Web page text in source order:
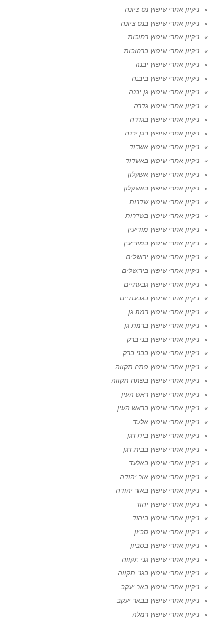
ניקיון אחרי שיפוץ נס ציונה
ניקיון אחרי שיפוץ בנס ציונה
ניקיון אחרי שיפוץ רחובות
ניקיון אחרי שיפוץ ברחובות
ניקיון אחרי שיפוץ יבנה
ניקיון אחרי שיפוץ ביבנה
ניקיון אחרי שיפוץ גן יבנה
ניקיון אחרי שיפוץ גדרה
ניקיון אחרי שיפוץ בגדרה
ניקיון אחרי שיפוץ בגן יבנה
ניקיון אחרי שיפוץ אשדוד
ניקיון אחרי שיפוץ באשדוד
ניקיון אחרי שיפוץ אשקלון
ניקיון אחרי שיפוץ באשקלון
ניקיון אחרי שיפוץ שדרות
ניקיון אחרי שיפוץ בשדרות
ניקיון אחרי שיפוץ מודיעין
ניקיון אחרי שיפוץ במודיעין
ניקיון אחרי שיפוץ ירושלים
ניקיון אחרי שיפוץ בירושלים
ניקיון אחרי שיפוץ גבעתיים
ניקיון אחרי שיפוץ בגבעתיים
ניקיון אחרי שיפוץ רמת גן
ניקיון אחרי שיפוץ ברמת גן
ניקיון אחרי שיפוץ בני ברק
ניקיון אחרי שיפוץ בבני ברק
ניקיון אחרי שיפוץ פתח תקווה
ניקיון אחרי שיפוץ בפתח תקווה
ניקיון אחרי שיפוץ ראש העין
ניקיון אחרי שיפוץ בראש העין
ניקיון אחרי שיפוץ אלעד
ניקיון אחרי שיפוץ בית דגן
ניקיון אחרי שיפוץ בבית דגן
ניקיון אחרי שיפוץ באלעד
ניקיון אחרי שיפוץ אור יהודה
ניקיון אחרי שיפוץ באור יהודה
ניקיון אחרי שיפוץ יהוד
ניקיון אחרי שיפוץ ביהוד
ניקיון אחרי שיפוץ סביון
ניקיון אחרי שיפוץ בסביון
ניקיון אחרי שיפוץ גני תקווה
ניקיון אחרי שיפוץ בגני תקווה
ניקיון אחרי שיפוץ באר יעקב
ניקיון אחרי שיפוץ בבאר יעקב
ניקיון אחרי שיפוץ רמלה